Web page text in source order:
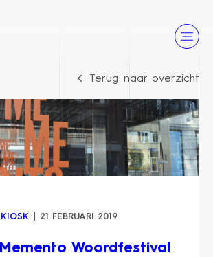
Terug naar overzicht
KIOSK 21 FEBRUARI 2019
Woordfestival